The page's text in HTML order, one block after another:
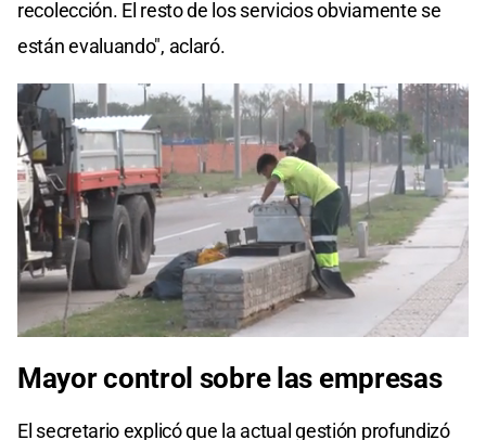
recolección. El resto de los servicios obviamente se
están evaluando", aclaró.
Mayor control sobre las empresas
El secretario explicó que la actual gestión profundizó